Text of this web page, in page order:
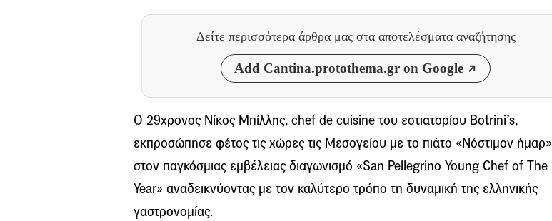
Δείτε περισσότερα άρθρα μας στα αποτελέσματα αναζήτησης
Add Cantina.protothema.gr on Google
O 29χρονος Νίκος Μπίλλης, chef de cuisine του εστιατορίου Botrini’s,
εκπροσώπησε φέτος τις χώρες τις Μεσογείου με το πιάτο «Νόστιμον ήμαρ»
στον παγκόσμιας εμβέλειας διαγωνισμό «San Pellegrino Young Chef of The
Year» αναδεικνύοντας με τον καλύτερο τρόπο τη δυναμική της ελληνικής
γαστρονομίας.